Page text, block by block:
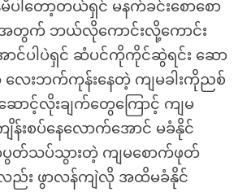
ါတော့တယ်ရှင် မနက်ခင်းစောစော
အတွက် ဘယ်လိုကောင်းလို့ကောင်း
ာင်ပါပဲရှင် ဆံပင်ကိုကိုင်ဆွဲရင်း ဆော
ေးဘက်ကုန်းနေတဲ့ ကျမခါးကိုညစ်
ောင့်လိုးချက်တွေကြောင့် ကျမ
းစပ်နေလောက်အောင် မခံနိုင်
တ်သပ်သွားတဲ့ ကျမစောက်ဖုတ်
ည်း ဖွာလန်ကျဲလို အထိမခံနိုင်